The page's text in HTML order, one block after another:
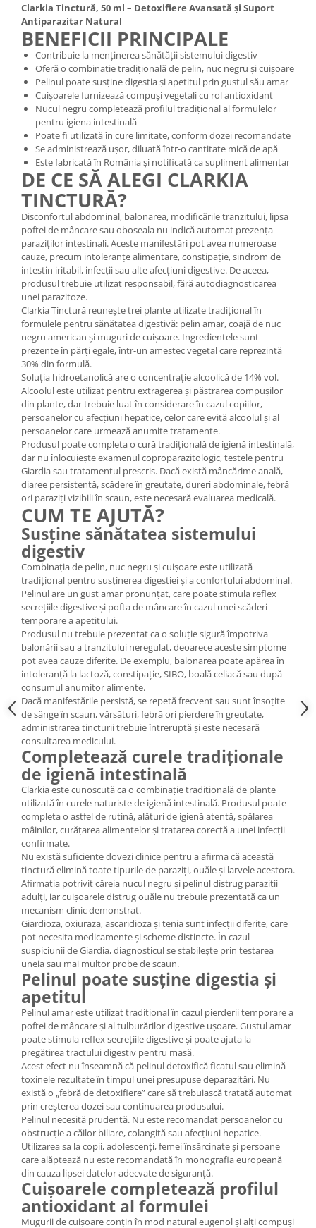
Clarkia Tinctură, 50 ml – Detoxifiere Avansată și Suport
Antiparazitar Natural
BENEFICII PRINCIPALE
Contribuie la menținerea sănătății sistemului digestiv
Oferă o combinație tradițională de pelin, nuc negru și cuișoare
Pelinul poate susține digestia și apetitul prin gustul său amar
Cuișoarele furnizează compuși vegetali cu rol antioxidant
Nucul negru completează profilul tradițional al formulelor
pentru igiena intestinală
Poate fi utilizată în cure limitate, conform dozei recomandate
Se administrează ușor, diluată într-o cantitate mică de apă
Este fabricată în România și notificată ca supliment alimentar
DE CE SĂ ALEGI CLARKIA
TINCTURĂ?
Disconfortul abdominal, balonarea, modificările tranzitului, lipsa
poftei de mâncare sau oboseala nu indică automat prezența
paraziților intestinali. Aceste manifestări pot avea numeroase
cauze, precum intoleranțe alimentare, constipație, sindrom de
intestin iritabil, infecții sau alte afecțiuni digestive. De aceea,
produsul trebuie utilizat responsabil, fără autodiagnosticarea
unei parazitoze.
Clarkia Tinctură reunește trei plante utilizate tradițional în
formulele pentru sănătatea digestivă: pelin amar, coajă de nuc
negru american și muguri de cuișoare. Ingredientele sunt
prezente în părți egale, într-un amestec vegetal care reprezintă
30% din formulă.
Soluția hidroetanolică are o concentrație alcoolică de 14% vol.
Alcoolul este utilizat pentru extragerea și păstrarea compușilor
din plante, dar trebuie luat în considerare în cazul copiilor,
persoanelor cu afecțiuni hepatice, celor care evită alcoolul și al
persoanelor care urmează anumite tratamente.
Produsul poate completa o cură tradițională de igienă intestinală,
dar nu înlocuiește examenul coproparazitologic, testele pentru
Giardia sau tratamentul prescris. Dacă există mâncărime anală,
diaree persistentă, scădere în greutate, dureri abdominale, febră
ori paraziți vizibili în scaun, este necesară evaluarea medicală.
CUM TE AJUTĂ?
Susține sănătatea sistemului
digestiv
Combinația de pelin, nuc negru și cuișoare este utilizată
tradițional pentru susținerea digestiei și a confortului abdominal.
Pelinul are un gust amar pronunțat, care poate stimula reflex
secrețiile digestive și pofta de mâncare în cazul unei scăderi
temporare a apetitului.
Produsul nu trebuie prezentat ca o soluție sigură împotriva
balonării sau a tranzitului neregulat, deoarece aceste simptome
pot avea cauze diferite. De exemplu, balonarea poate apărea în
intoleranță la lactoză, constipație, SIBO, boală celiacă sau după
consumul anumitor alimente.
Dacă manifestările persistă, se repetă frecvent sau sunt însoțite
de sânge în scaun, vărsături, febră ori pierdere în greutate,
administrarea tincturii trebuie întreruptă și este necesară
consultarea medicului.
Completează curele tradiționale
de igienă intestinală
Clarkia este cunoscută ca o combinație tradițională de plante
utilizată în curele naturiste de igienă intestinală. Produsul poate
completa o astfel de rutină, alături de igienă atentă, spălarea
mâinilor, curățarea alimentelor și tratarea corectă a unei infecții
confirmate.
Nu există suficiente dovezi clinice pentru a afirma că această
tinctură elimină toate tipurile de paraziți, ouăle și larvele acestora.
Afirmația potrivit căreia nucul negru și pelinul distrug paraziții
adulți, iar cuișoarele distrug ouăle nu trebuie prezentată ca un
mecanism clinic demonstrat.
Giardioza, oxiuraza, ascaridioza și tenia sunt infecții diferite, care
pot necesita medicamente și scheme distincte. În cazul
suspiciunii de Giardia, diagnosticul se stabilește prin testarea
uneia sau mai multor probe de scaun.
Pelinul poate susține digestia și
apetitul
Pelinul amar este utilizat tradițional în cazul pierderii temporare a
poftei de mâncare și al tulburărilor digestive ușoare. Gustul amar
poate stimula reflex secrețiile digestive și poate ajuta la
pregătirea tractului digestiv pentru masă.
Acest efect nu înseamnă că pelinul detoxifică ficatul sau elimină
toxinele rezultate în timpul unei presupuse deparazitări. Nu
există o „febră de detoxifiere” care să trebuiască tratată automat
prin creșterea dozei sau continuarea produsului.
Pelinul necesită prudență. Nu este recomandat persoanelor cu
obstrucție a căilor biliare, colangită sau afecțiuni hepatice.
Utilizarea sa la copii, adolescenți, femei însărcinate și persoane
care alăptează nu este recomandată în monografia europeană
din cauza lipsei datelor adecvate de siguranță.
Cuișoarele completează profilul
antioxidant al formulei
Mugurii de cuișoare conțin în mod natural eugenol și alți compuși